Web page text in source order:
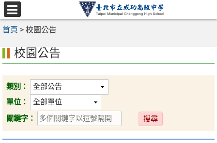
跳
至
主
容
區
選
單
首頁 > 校園公告
校園公告
類別：
單位：
關鍵字：
送
出